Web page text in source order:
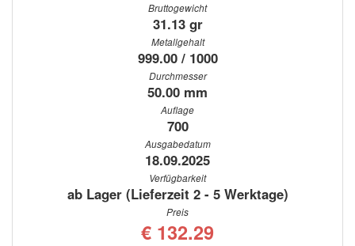
Bruttogewicht
31.13 gr
Metallgehalt
999.00 / 1000
Durchmesser
50.00 mm
Auflage
700
Ausgabedatum
18.09.2025
Verfügbarkeit
ab Lager (Lieferzeit 2 - 5 Werktage)
Preis
€ 132.29